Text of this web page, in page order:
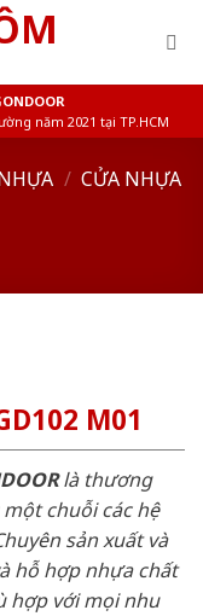
năm 2021 tại TP.HCM
/ CỬA NHỰA
M01
là thương
chuỗi các hệ
sản xuất và
hỗ hợp nhựa chất
hợp với mọi nhu